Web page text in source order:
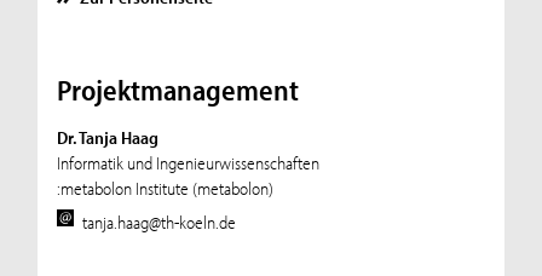
Projektmanagement
Dr. Tanja Haag
Informatik und Ingenieurwissenschaften
:metabolon Institute (metabolon)
tanja.haag@th-koeln.de